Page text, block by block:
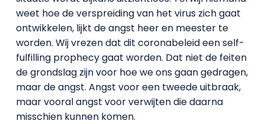
weet hoe de verspreiding van het virus zich gaat
ontwikkelen, lijkt de angst heer en meester te
worden. Wij vrezen dat dit coronabeleid een self-
fulfilling prophecy gaat worden. Dat niet de feiten
de grondslag zijn voor hoe we ons gaan gedragen,
maar de angst. Angst voor een tweede uitbraak,
maar vooral angst voor verwijten die daarna
misschien kunnen komen.